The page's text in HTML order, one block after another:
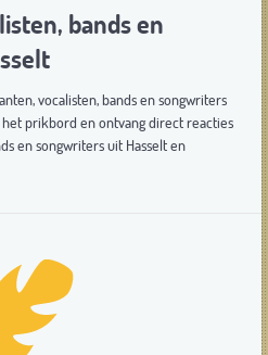
bands en
vocalisten, bands en songwriters
prikbord en ontvang direct reacties
en songwriters uit Hasselt en